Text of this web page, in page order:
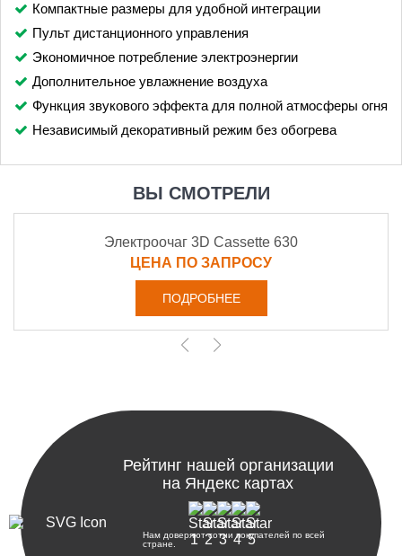
Компактные размеры для удобной интеграции
Пульт дистанционного управления
Экономичное потребление электроэнергии
Дополнительное увлажнение воздуха
Функция звукового эффекта для полной атмосферы огня
Независимый декоративный режим без обогрева
ВЫ СМОТРЕЛИ
Электроочаг 3D Cassette 630
ЦЕНА ПО ЗАПРОСУ
ПОДРОБНЕЕ
Рейтинг нашей организации
на Яндекс картах
Нам доверяют сотни покупателей по всей
стране.